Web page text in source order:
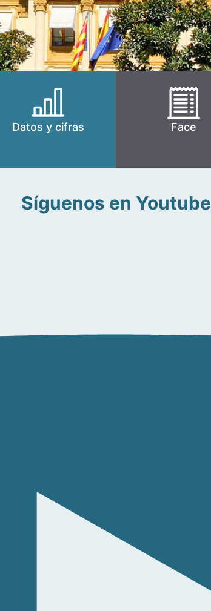
Datos y cifras Face
Síguenos en Youtube